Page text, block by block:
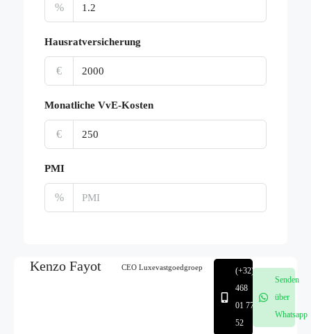
%
Hausratversicherung
€
Monatliche VvE-Kosten
€
PMI
%
Kenzo Fayot CEO Luxevastgoedgroep
(+32)
468
01 77
52
Senden
über
Whatsapp